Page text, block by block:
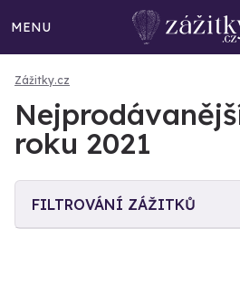
MENU
Zážitky.cz
roku 2021
FILTROVÁNÍ ZÁŽITKŮ